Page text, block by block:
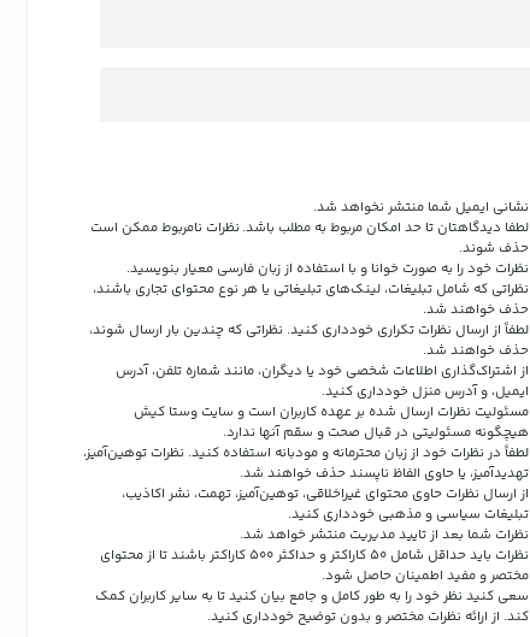
نشانی ایمیل شما منتشر نخواهد شد.
لطفا دیدگاهتان تا حد امکان مربوط به مطلب باشد. نظرات نامربوط ممکن است
حذف شوند.
نظرات خود را به صورت خوانا و با استفاده از زبان فارسی معیار بنویسید.
نظراتی که شامل تبلیغات، لینک‌های تبلیغاتی یا هر نوع محتوای تجاری باشند،
حذف خواهند شد.
لطفاً از ارسال نظرات تکراری خودداری کنید. نظراتی که چندین بار ارسال شوند،
حذف خواهند شد.
از اشتراک‌گذاری اطلاعات شخصی خود یا دیگران، مانند شماره تلفن، آدرس
ایمیل، و آدرس منزل خودداری کنید.
مسئولیت نظرات ارسال شده بر عهده کاربران است و سایت وستا کیش
هیچگونه مسئولیتی در قبال صحت و سقم آنها ندارد.
لطفاً در نظرات خود از زبان محترمانه و مودبانه استفاده کنید. نظرات توهین‌آمیز،
تهدیدآمیز، یا حاوی الفاظ ناپسند حذف خواهند شد.
از ارسال نظرات حاوی محتوای غیراخلاقی، توهین‌آمیز، تهمت، نشر اکاذیب،
تبلیغات سیاسی و مذهبی خودداری کنید.
نظرات شما بعد از تایید مدیریت منتشر خواهد شد.
نظرات باید حداقل شامل 50 کاراکتر و حداکثر 500 کاراکتر باشند تا از محتوای
مختصر و مفید اطمینان حاصل شود.
سعی کنید نظر خود را به طور کامل و جامع بیان کنید تا به سایر کاربران کمک
کند. از ارائه نظرات مختصر و بدون توضیح خودداری کنید.